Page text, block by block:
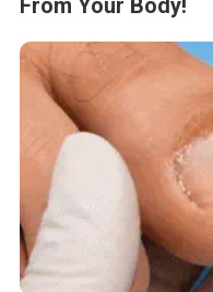
This Simple Trick
From Your Body!